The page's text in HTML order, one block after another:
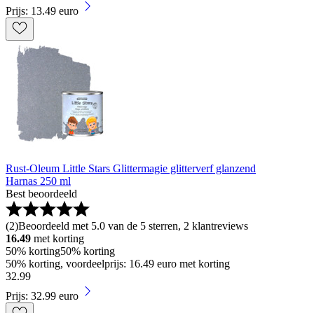
Prijs: 13.49 euro
Rust-Oleum Little Stars Glittermagie glitterverf glanzend
Harnas 250 ml
Best beoordeeld
(2)Beoordeeld met 5.0 van de 5 sterren, 2 klantreviews
16.49 met korting
50% korting50% korting
50% korting, voordeelprijs: 16.49 euro met korting
32.99
Prijs: 32.99 euro